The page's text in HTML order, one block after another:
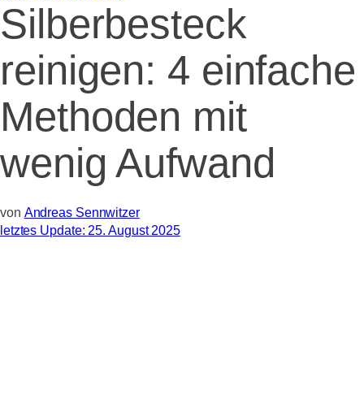
Silberbesteck
reinigen: 4 einfache
Methoden mit
wenig Aufwand
von Andreas Sennwitzer
letztes Update: 25. August 2025